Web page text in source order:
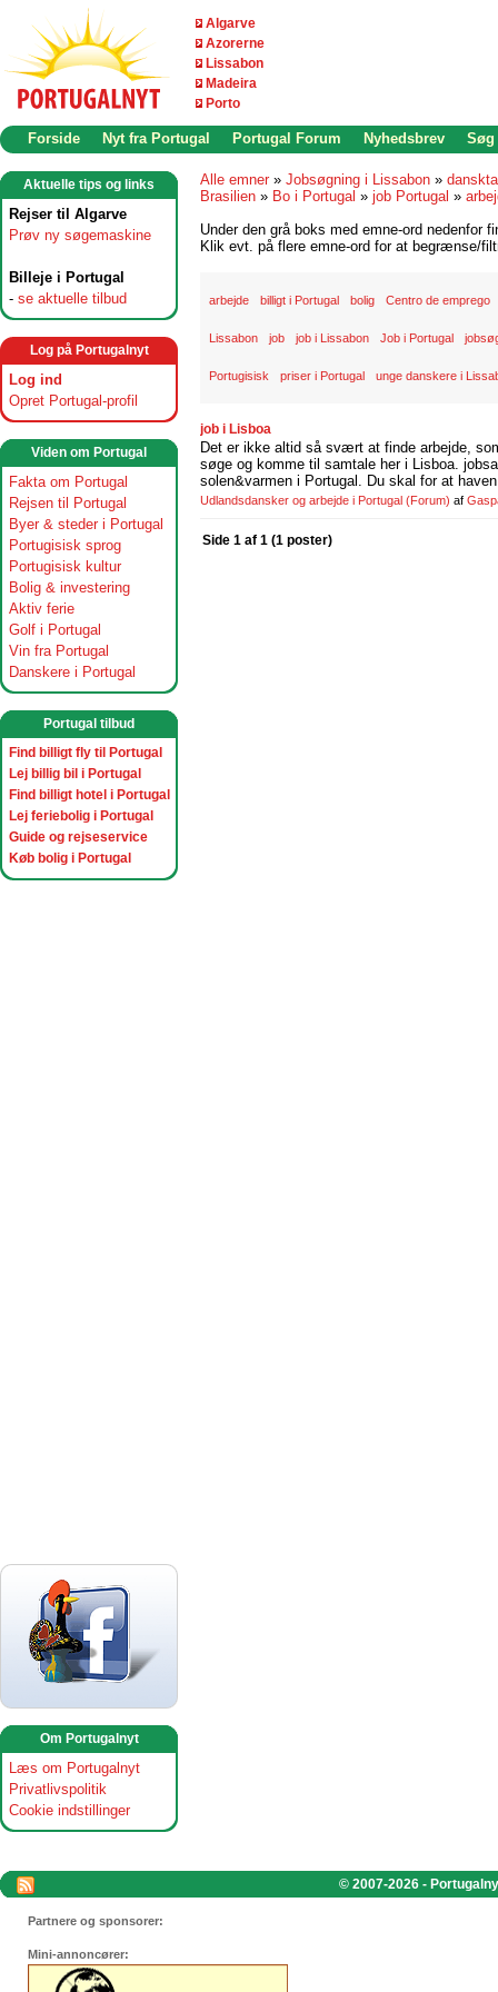
Algarve
Azorerne
Lissabon
Madeira
Porto
Forside Nyt fra Portugal Portugal Forum Nyhedsbrev Søg
Aktuelle tips og links
Rejser til Algarve
Prøv ny søgemaskine
Billeje i Portugal
- se aktuelle tilbud
Log på Portugalnyt
Log ind
Opret Portugal-profil
Viden om Portugal
Fakta om Portugal
Rejsen til Portugal
Byer & steder i Portugal
Portugisisk sprog
Portugisisk kultur
Bolig & investering
Aktiv ferie
Golf i Portugal
Vin fra Portugal
Danskere i Portugal
Portugal tilbud
Find billigt fly til Portugal
Lej billig bil i Portugal
Find billigt hotel i Portugal
Lej feriebolig i Portugal
Guide og rejseservice
Køb bolig i Portugal
Om Portugalnyt
Læs om Portugalnyt
Privatlivspolitik
Cookie indstillinger
Alle emner » Jobsøgning i Lissabon »
Brasilien » Bo i Portugal » job Portugal »
Under den grå boks med emne-ord nedenfor
Klik evt. på flere emne-ord for at begrænse/
arbejde billigt i Portugal bolig Centro de emprego
Lissabon job job i Lissabon Job i Portugal
Portugisisk priser i Portugal unge danskere i
job i Lisboa
Det er ikke altid så svært at finde arbejde,
søge og komme til samtale her i Lisboa.
solen&varmen i Portugal. Du skal for at
Udlandsdansker og arbejde i Portugal (Forum) af
Side 1 af 1 (1 poster)
© 2007-2026 -
Partnere og sponsorer:
Mini-annoncører: